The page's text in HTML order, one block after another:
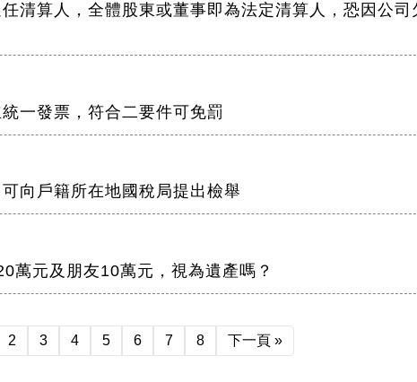
清算人，全體股東或董事即為法定清算人，恐因公司
一發票，符合二要件可免罰
向戶籍所在地國稅局提出檢舉
萬元及朋友10萬元，視為遺產嗎？
2 3 4 5 6 7 8 下一頁 »